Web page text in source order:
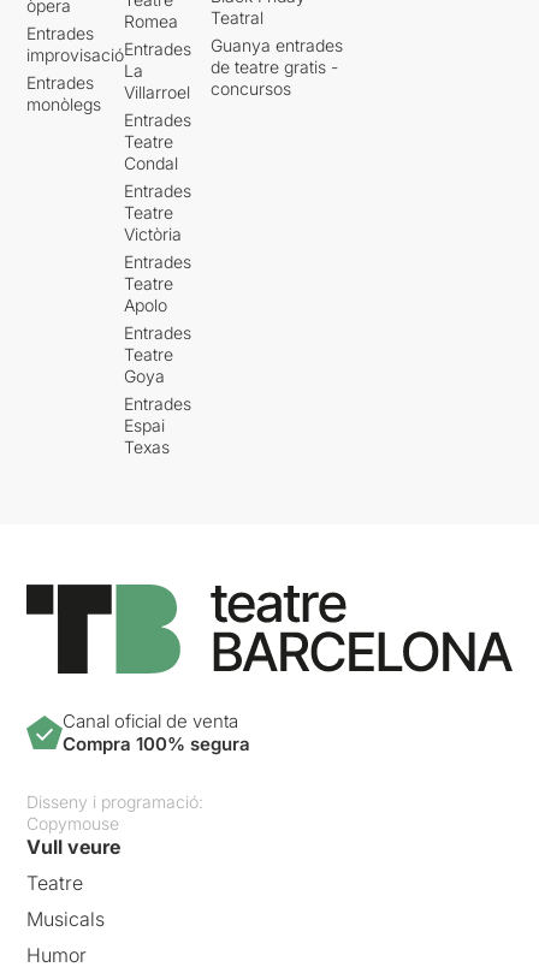
òpera
Entrades
improvisació
Entrades
monòlegs
Romea
Entrades
La
Villarroel
Entrades
Teatre
Condal
Entrades
Teatre
Victòria
Entrades
Teatre
Apolo
Entrades
Teatre
Goya
Entrades
Espai
Texas
Teatral
Guanya entrades
de teatre gratis -
concursos
Canal oficial de venta
Compra 100% segura
Disseny i programació:
Copymouse
Vull veure
Teatre
Musicals
Humor